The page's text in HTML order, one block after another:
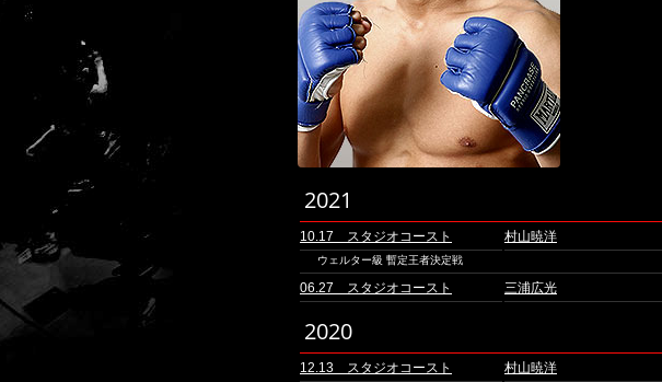
2021
10.17 スタジオコースト 村山暁洋
ウェルター級 暫定王者決定戦
06.27 スタジオコースト 三浦広光
2020
12.13 スタジオコースト 村山暁洋